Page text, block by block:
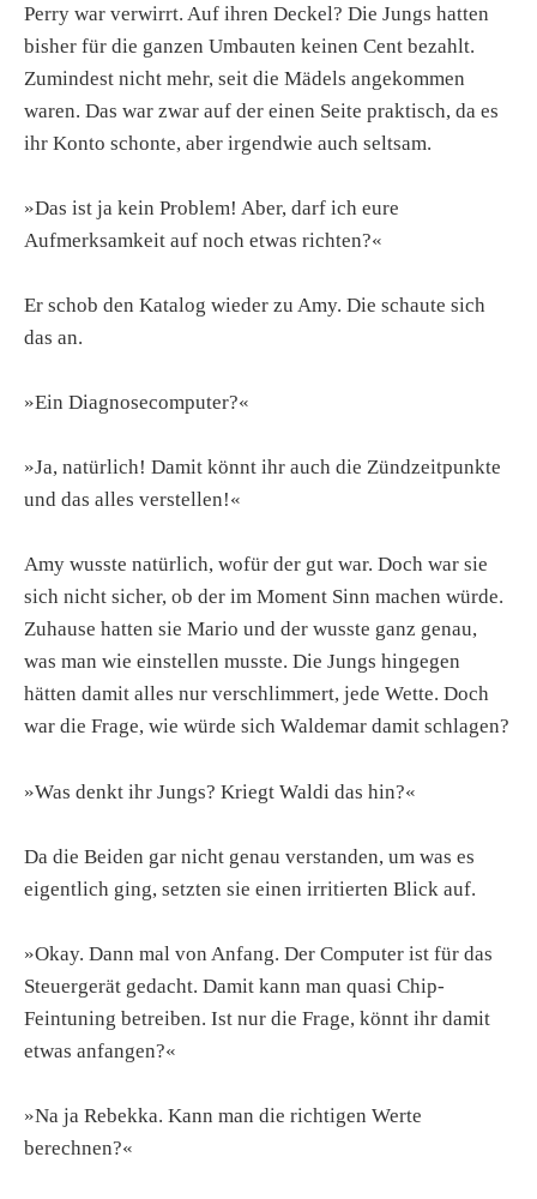
Perry war verwirrt. Auf ihren Deckel? Die Jungs hatten
bisher für die ganzen Umbauten keinen Cent bezahlt.
Zumindest nicht mehr, seit die Mädels angekommen
waren. Das war zwar auf der einen Seite praktisch, da es
ihr Konto schonte, aber irgendwie auch seltsam.
»Das ist ja kein Problem! Aber, darf ich eure
Aufmerksamkeit auf noch etwas richten?«
Er schob den Katalog wieder zu Amy. Die schaute sich
das an.
»Ein Diagnosecomputer?«
»Ja, natürlich! Damit könnt ihr auch die Zündzeitpunkte
und das alles verstellen!«
Amy wusste natürlich, wofür der gut war. Doch war sie
sich nicht sicher, ob der im Moment Sinn machen würde.
Zuhause hatten sie Mario und der wusste ganz genau,
was man wie einstellen musste. Die Jungs hingegen
hätten damit alles nur verschlimmert, jede Wette. Doch
war die Frage, wie würde sich Waldemar damit schlagen?
»Was denkt ihr Jungs? Kriegt Waldi das hin?«
Da die Beiden gar nicht genau verstanden, um was es
eigentlich ging, setzten sie einen irritierten Blick auf.
»Okay. Dann mal von Anfang. Der Computer ist für das
Steuergerät gedacht. Damit kann man quasi Chip-
Feintuning betreiben. Ist nur die Frage, könnt ihr damit
etwas anfangen?«
»Na ja Rebekka. Kann man die richtigen Werte
berechnen?«